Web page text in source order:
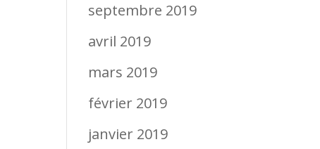
septembre 2019
avril 2019
mars 2019
février 2019
janvier 2019